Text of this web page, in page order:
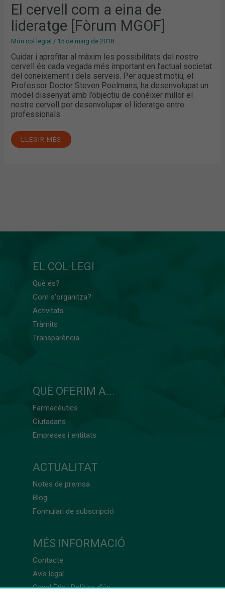
El cervell com a eina de
lideratge [Fòrum MGOF]
Món col·legial / 15 de maig de 2018
Cuidar i aprofitar al màxim les possibilitats del nostre
cervell és cada vegada més important en l’actual societat
del coneixement i dels serveis. Per aquest motiu, el
Professor Doctor Steven Poelmans, ha desenvolupat un
model dissenyat amb l’objectiu de conèixer millor el
nostre cervell per desenvolupar el lideratge entre
professionals.
LIDERATGE
[FÒRUM
MGOF]
LLEGIR MÉS
EL COL·LEGI
Què és?
Com s'organitza?
Activitats
Tràmits
Transparència
QUÈ OFERIM A...
Farmacèutics
Ciutadans
Empreses i entitats
ACTUALITAT
Notes de premsa
Blog
Formulari de subscripció
MÉS INFORMACIÓ
Contacte
Avís legal
Canal Ètic i Política d’ús